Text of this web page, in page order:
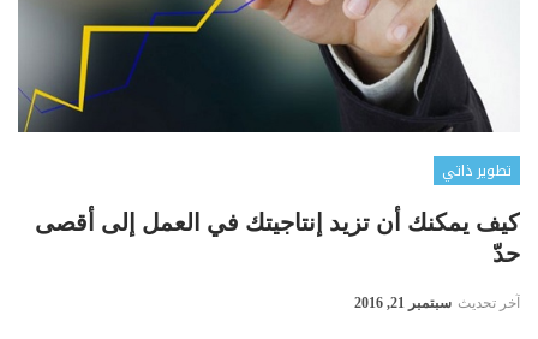
تطوير ذاتي
كيف يمكنك أن تزيد إنتاجيتك في العمل إلى أقصى
حدّ
آخر تحديث سبتمبر 21, 2016